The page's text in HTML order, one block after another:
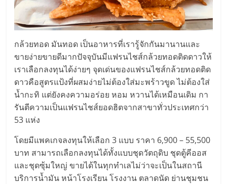
กล้วยทอด มันทอด เป็นอาหารที่เรารู้จักกันมานานและ
ขายง่ายขายดีมากปัจจุบันมีแฟรนไชส์กล้วยทอดติดดาวให้
เราเลือกลงทุนได้ง่ายๆ จุดเด่นของแฟรนไชส์กล้วยทอดติด
ดาวคือสูตรแป้งที่ผสมง่ายไม่ต้องใส่มะพร้าวขูด ไม่ต้องใส่
น้ำกะทิ แต่ยังคงความอร่อย หอม หวานได้เหมือนเดิม กา
รันตีความเป็นแฟรนไชส์ยอดฮิตจากสาขาทั่วประเทศกว่า
53 แห่ง
โดยมีแพคเกจลงทุนให้เลือก 3 แบบ ราคา 6,900 – 55,500
บาท สามารถเลือกลงทุนได้ทั้งแบบชุดวัตถุดิบ ชุดตู้คีออส
และชุดซุ้มใหญ่ ขายได้ในทุกทำเลไม่ว่าจะเป็นในสถานี
บริการน้ำมัน หน้าโรงเรียน โรงงาน ตลาดนัด ย่านชุมชน